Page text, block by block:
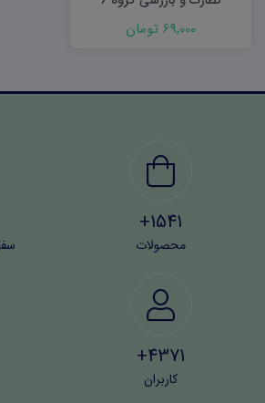
مهندسی صنایع
69,000 تومان
1541+
محصولات
4371+
کاربران